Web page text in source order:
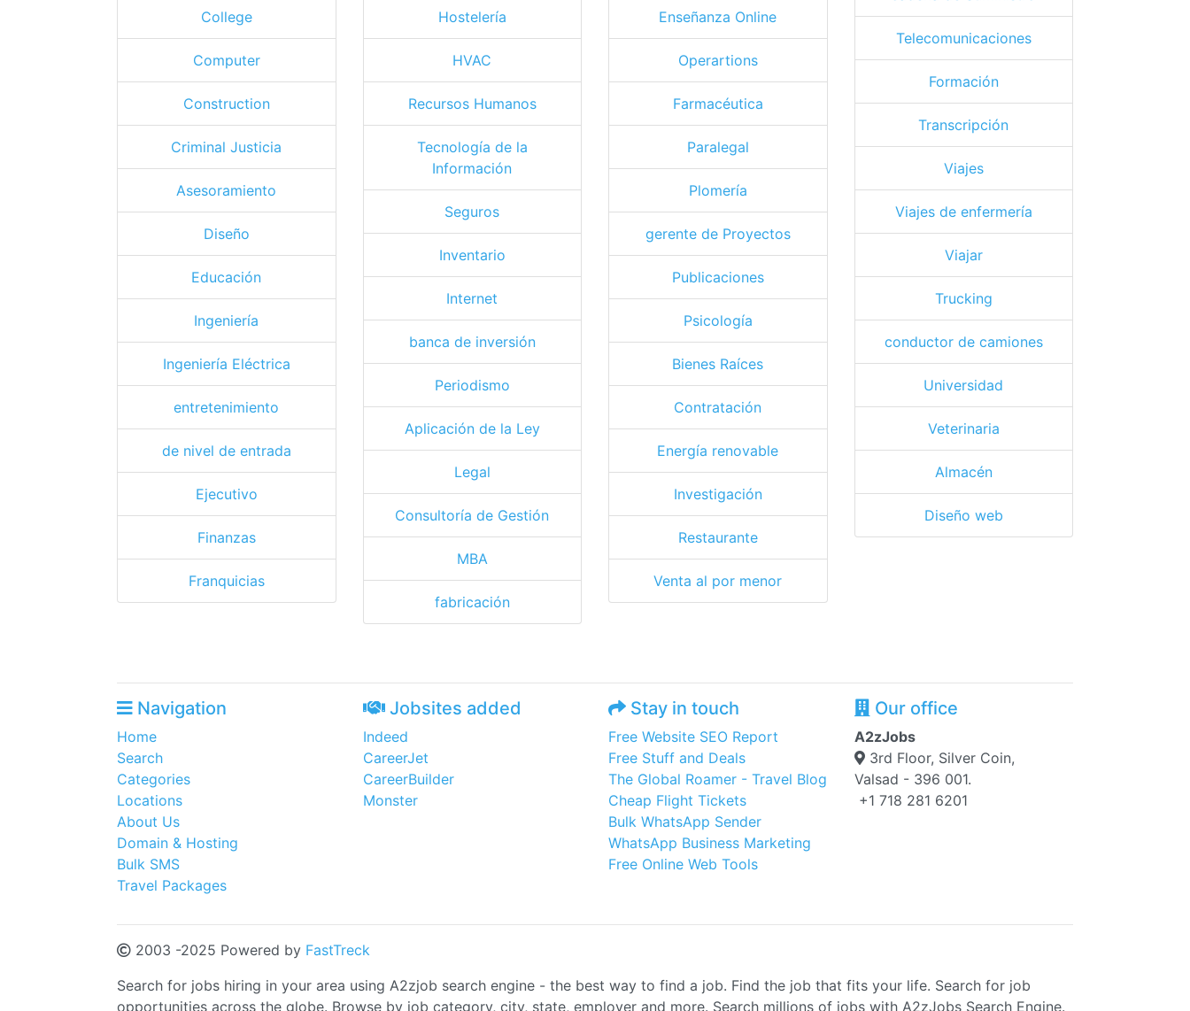
College
Computer
Construction
Criminal Justicia
Asesoramiento
Diseño
Educación
Ingeniería
Ingeniería Eléctrica
entretenimiento
de nivel de entrada
Ejecutivo
Finanzas
Franquicias
Hostelería
HVAC
Recursos Humanos
Tecnología de la
Información
Seguros
Inventario
Internet
banca de inversión
Periodismo
Aplicación de la Ley
Legal
Consultoría de Gestión
MBA
fabricación
Enseñanza Online
Operartions
Farmacéutica
Paralegal
Plomería
gerente de Proyectos
Publicaciones
Psicología
Bienes Raíces
Contratación
Energía renovable
Investigación
Restaurante
Venta al por menor
Telecomunicaciones
Formación
Transcripción
Viajes
Viajes de enfermería
Viajar
Trucking
conductor de camiones
Universidad
Veterinaria
Almacén
Diseño web
Navigation
Home
Search
Categories
Locations
About Us
Domain & Hosting
Bulk SMS
Travel Packages
Jobsites added
Indeed
CareerJet
CareerBuilder
Monster
Stay in touch
Free Website SEO Report
Free Stuff and Deals
The Global Roamer - Travel Blog
Cheap Flight Tickets
Bulk WhatsApp Sender
WhatsApp Business Marketing
Free Online Web Tools
Our office
A2zJobs
3rd Floor, Silver Coin,
Valsad - 396 001.
+1 718 281 6201
2003 -2025 Powered by FastTreck
Search for jobs hiring in your area using A2zjob search engine - the best way to find a job. Find the job that fits your life. Search for job
opportunities across the globe. Browse by job category, city, state, employer and more. Search millions of jobs with A2zJobs Search Engine.